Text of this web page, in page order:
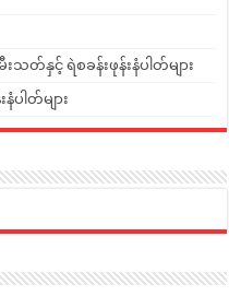
တ်နှင့် ရဲစခန်းဖုန်းနံပါတ်များ
ါတ်များ